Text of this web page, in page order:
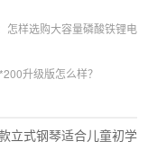
怎样选购大容量磷酸铁锂电
升级版怎么样？
立式钢琴适合儿童初学